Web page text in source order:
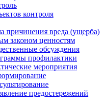
контроля
причинения вреда (ущерба)
законом ценностям
обсуждения
профилактики
мероприятия
предостережений